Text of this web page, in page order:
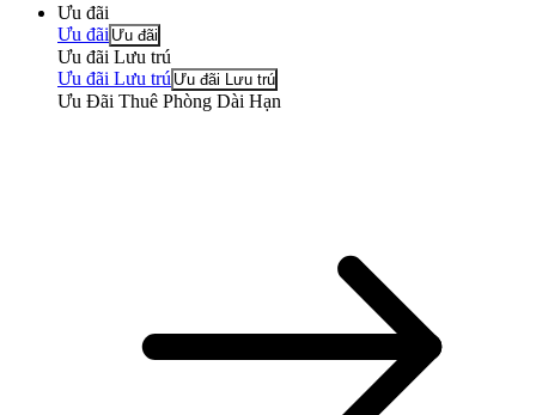
Ưu đãi
Ưu đãi Ưu đãi
Ưu đãi Lưu trú
Ưu đãi Lưu trú Ưu đãi Lưu trú
Ưu Đãi Thuê Phòng Dài Hạn